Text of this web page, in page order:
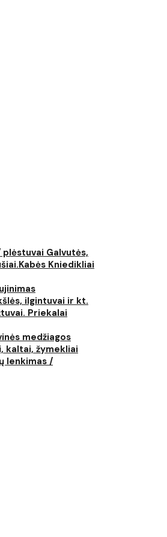
plėstuvai Galvutės,
Kniedikliai
ilgintuvai ir kt.
Priekalai
medžiagos
kaltai, žymekliai
lenkimas /